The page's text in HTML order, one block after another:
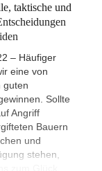
taktische und
– Häufiger
eine von
guten
Sollte
Angriff
Bauern
und
stehen,